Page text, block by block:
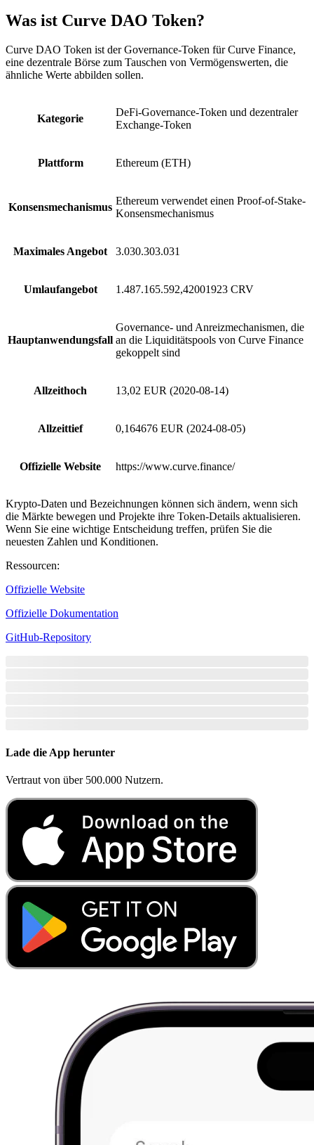
Was ist Curve DAO Token?
Curve DAO Token ist der Governance-Token für Curve Finance,
eine dezentrale Börse zum Tauschen von Vermögenswerten, die
ähnliche Werte abbilden sollen.
Kategorie
DeFi-Governance-Token und dezentraler
Exchange-Token
Plattform Ethereum (ETH)
Konsensmechanismus
Ethereum verwendet einen Proof-of-Stake-
Konsensmechanismus
Maximales Angebot 3.030.303.031
Umlaufangebot 1.487.165.592,42001923 CRV
Hauptanwendungsfall
Governance- und Anreizmechanismen, die
an die Liquiditätspools von Curve Finance
gekoppelt sind
Allzeithoch 13,02 EUR (2020-08-14)
Allzeittief 0,164676 EUR (2024-08-05)
Offizielle Website https://www.curve.finance/
Krypto-Daten und Bezeichnungen können sich ändern, wenn sich
die Märkte bewegen und Projekte ihre Token-Details aktualisieren.
Wenn Sie eine wichtige Entscheidung treffen, prüfen Sie die
neuesten Zahlen und Konditionen.
Ressourcen:
Offizielle Website
Offizielle Dokumentation
GitHub-Repository
Lade die App herunter
Vertraut von über 500.000 Nutzern.